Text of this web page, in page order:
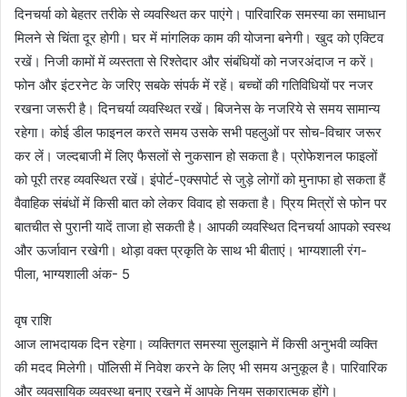
दिनचर्या को बेहतर तरीके से व्यवस्थित कर पाएंगे। पारिवारिक समस्या का समाधान
मिलने से चिंता दूर होगी। घर में मांगलिक काम की योजना बनेगी। खुद को एक्टिव
रखें। निजी कामों में व्यस्तता से रिश्तेदार और संबंधियों को नजरअंदाज न करें।
फोन और इंटरनेट के जरिए सबके संपर्क में रहें। बच्चों की गतिविधियों पर नजर
रखना जरूरी है। दिनचर्या व्यवस्थित रखें। बिजनेस के नजरिये से समय सामान्य
रहेगा। कोई डील फाइनल करते समय उसके सभी पहलुओं पर सोच-विचार जरूर
कर लें। जल्दबाजी में लिए फैसलों से नुकसान हो सकता है। प्रोफेशनल फाइलों
को पूरी तरह व्यवस्थित रखें। इंपोर्ट-एक्सपोर्ट से जुड़े लोगों को मुनाफा हो सकता हैं
वैवाहिक संबंधों में किसी बात को लेकर विवाद हो सकता है। प्रिय मित्रों से फोन पर
बातचीत से पुरानी यादें ताजा हो सकती है। आपकी व्यवस्थित दिनचर्या आपको स्वस्थ
और ऊर्जावान रखेगी। थोड़ा वक्त प्रकृति के साथ भी बीताएं। भाग्यशाली रंग-
पीला, भाग्यशाली अंक- 5
वृष राशि
आज लाभदायक दिन रहेगा। व्यक्तिगत समस्या सुलझाने में किसी अनुभवी व्यक्ति
की मदद मिलेगी। पॉलिसी में निवेश करने के लिए भी समय अनुकूल है। पारिवारिक
और व्यवसायिक व्यवस्था बनाए रखने में आपके नियम सकारात्मक होंगे।